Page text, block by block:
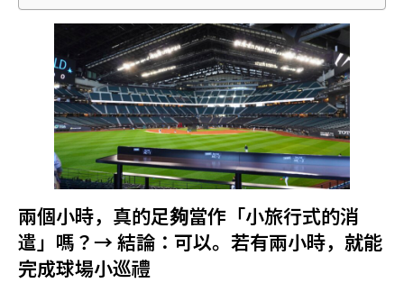
兩個小時，真的足夠當作「小旅行式的消
遣」嗎？→ 結論：可以。若有兩小時，就能
完成球場小巡禮